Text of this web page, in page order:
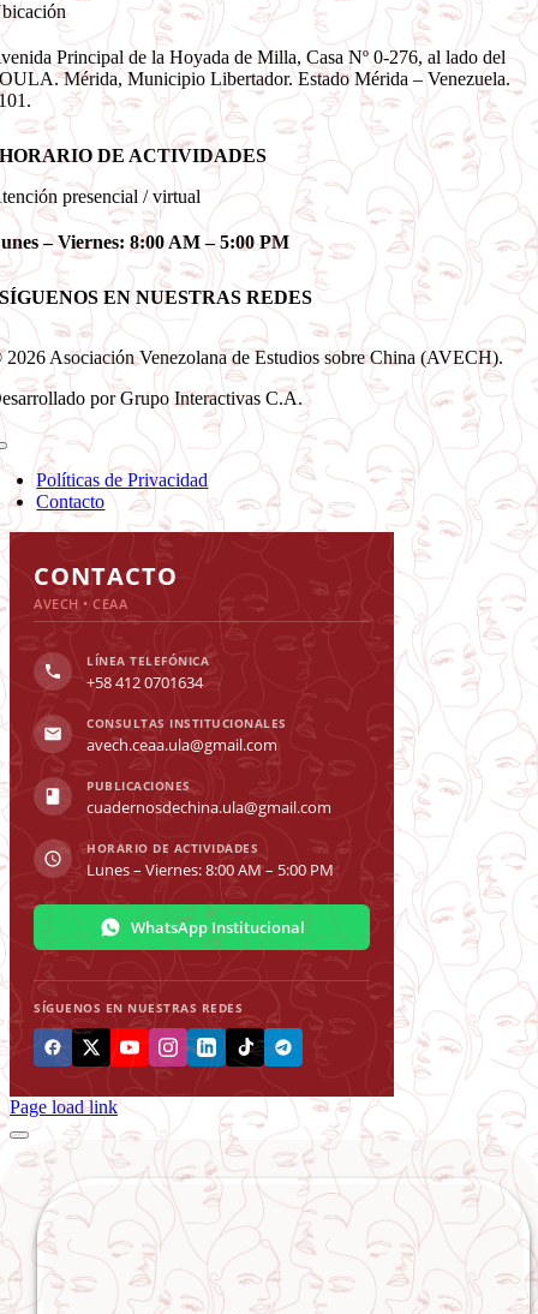
Principal de la Hoyada de Milla, Casa Nº 0-276, al lado del
Mérida, Municipio Libertador. Estado Mérida – Venezuela.
HORARIO DE ACTIVIDADES
presencial / virtual
– Viernes: 8:00 AM – 5:00 PM
SÍGUENOS EN NUESTRAS REDES
Asociación Venezolana de Estudios sobre China (AVECH).
por Grupo Interactivas C.A.
Políticas de Privacidad
Contacto
Toggle
Sliding
Bar
Area
CONTACTO
AVECH • CEAA
LÍNEA TELEFÓNICA
+58 412 0701634
CONSULTAS INSTITUCIONALES
avech.ceaa.ula@gmail.com
PUBLICACIONES
cuadernosdechina.ula@gmail.com
HORARIO DE ACTIVIDADES
Lunes – Viernes: 8:00 AM – 5:00 PM
WhatsApp Institucional
SÍGUENOS EN NUESTRAS REDES
Page load link